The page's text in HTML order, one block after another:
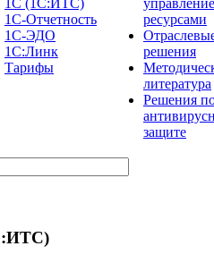
1С-Отчетность
1С-ЭДО
1С:Линк
Тарифы
ресурсами
решения
литература
Решения
защите